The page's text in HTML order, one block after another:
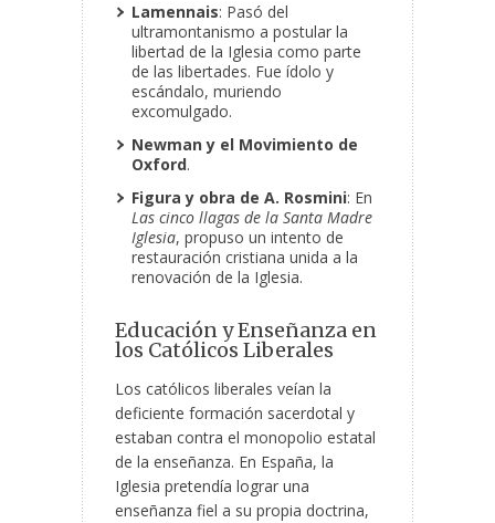
Lamennais: Pasó del
ultramontanismo a postular la
libertad de la Iglesia como parte
de las libertades. Fue ídolo y
escándalo, muriendo
excomulgado.
Newman y el Movimiento de
Oxford.
Figura y obra de A. Rosmini: En
Las cinco llagas de la Santa Madre
Iglesia, propuso un intento de
restauración cristiana unida a la
renovación de la Iglesia.
Educación y Enseñanza en
los Católicos Liberales
Los católicos liberales veían la
deficiente formación sacerdotal y
estaban contra el monopolio estatal
de la enseñanza. En España, la
Iglesia pretendía lograr una
enseñanza fiel a su propia doctrina,